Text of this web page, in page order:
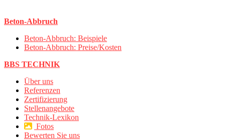
Beton-Abbruch
Beton-Abbruch: Beispiele
Beton-Abbruch: Preise/Kosten
BBS TECHNIK
Über uns
Referenzen
Zertifizierung
Stellenangebote
Technik-Lexikon
Fotos
Bewerten Sie uns